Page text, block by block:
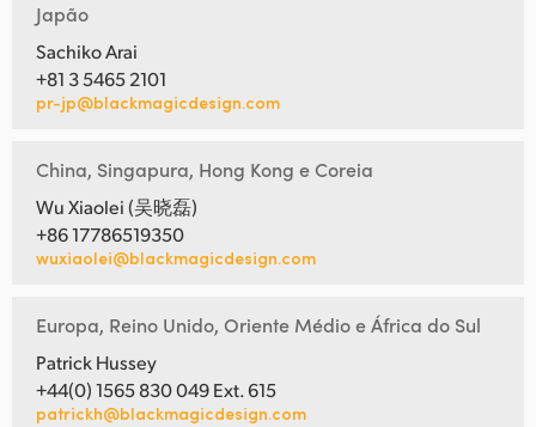
Japão
Sachiko Arai
+81 3 5465 2101
pr-jp@blackmagicdesign.com
China, Singapura, Hong Kong e Coreia
Wu Xiaolei (吴晓磊)
+86 17786519350
wuxiaolei@blackmagicdesign.com
Europa, Reino Unido, Oriente Médio e África do Sul
Patrick Hussey
+44(0) 1565 830 049 Ext. 615
patrickh@blackmagicdesign.com